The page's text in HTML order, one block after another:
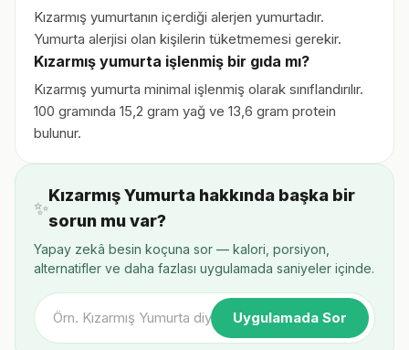
Kızarmış yumurtanın içerdiği alerjen yumurtadır.
Yumurta alerjisi olan kişilerin tüketmemesi gerekir.
Kızarmış yumurta işlenmiş bir gıda mı?
Kızarmış yumurta minimal işlenmiş olarak sınıflandırılır.
100 gramında 15,2 gram yağ ve 13,6 gram protein
bulunur.
✨
Kızarmış Yumurta hakkında başka bir
sorun mu var?
Yapay zekâ besin koçuna sor — kalori, porsiyon,
alternatifler ve daha fazlası uygulamada saniyeler içinde.
Uygulamada Sor